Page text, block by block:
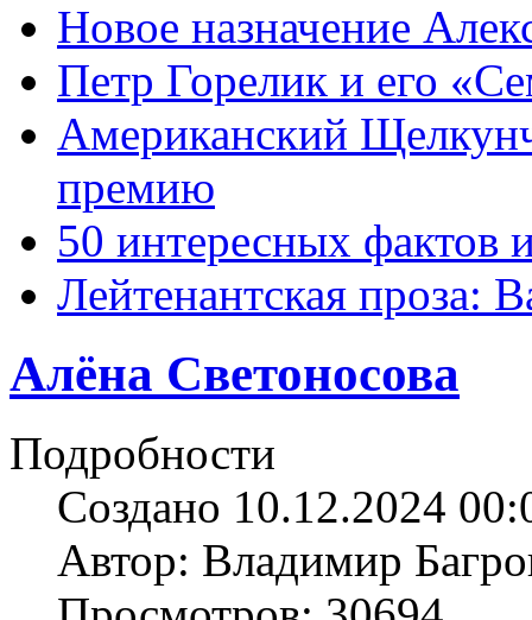
Новое назначение
Петр Горелик и его
Американский
премию
50 интересных фактов
Лейтенантская проза:
Алёна Светоносова
Подробности
Создано 10.12.2024
Автор: Владимир